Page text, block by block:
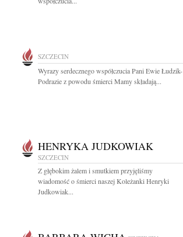
SZCZECIN
Wyrazy serdecznego współczucia Pani Ewie Łudzik-
Podrazie z powodu śmierci Mamy składają...
HENRYKA JUDKOWIAK
SZCZECIN
Z głębokim żalem i smutkiem przyjęliśmy
wiadomość o śmierci naszej Koleżanki Henryki
Judkowiak...